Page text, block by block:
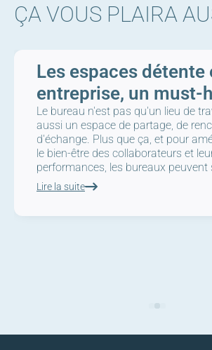
ÇA VOUS PLAIRA
Les espaces détente
entreprise, un must-
Le bureau n'est pas qu'un lieu de
aussi un espace de partage, de
d'échange. Plus que ça, et pour
le bien-être des collaborateurs et
performances, les bureaux peuvent
Lire la suite